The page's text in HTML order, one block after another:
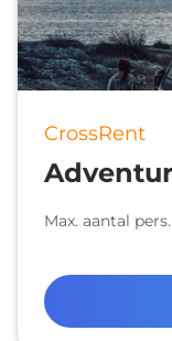
CrossRent
Max. aantal pers.